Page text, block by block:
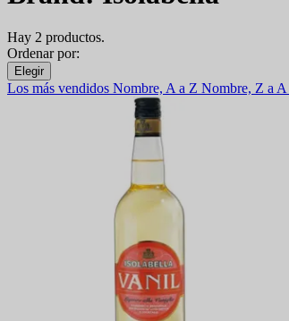
Hay 2 productos.
Ordenar por:
Elegir
Los más vendidos Nombre, A a Z Nombre, Z a A